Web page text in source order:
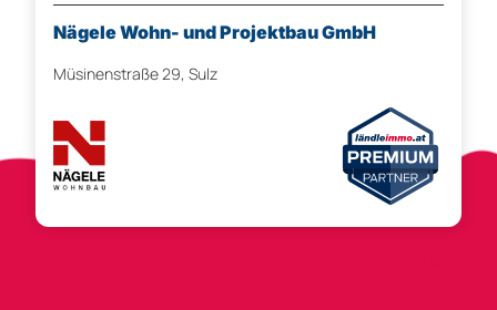
Nägele Wohn- und Projektbau GmbH
Müsinenstraße 29, Sulz